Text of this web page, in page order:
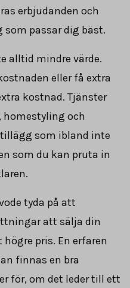
erbjudanden och
passar dig bäst.
alltid mindre värde.
eller få extra
kostnad. Tjänster
och
som ibland inte
som du kan pruta in
tyda på att
att sälja din
pris. En erfaren
finnas en bra
för, om det leder till ett